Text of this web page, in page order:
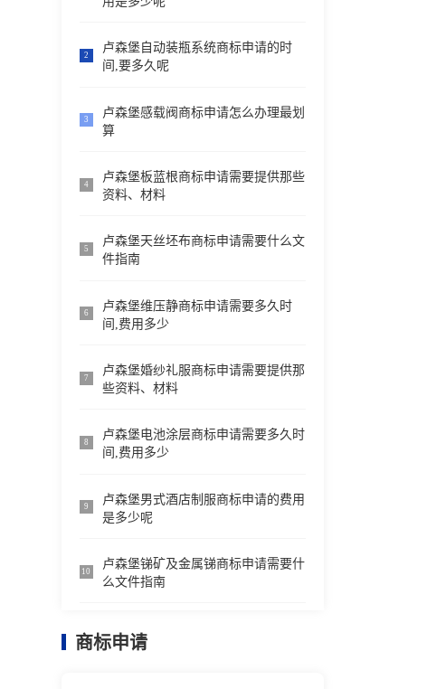
2
卢森堡自动装瓶系统商标申请的时
间,要多久呢
3
卢森堡感载阀商标申请怎么办理最划
算
4
卢森堡板蓝根商标申请需要提供那些
资料、材料
5
卢森堡天丝坯布商标申请需要什么文
件指南
6
卢森堡维压静商标申请需要多久时
间,费用多少
7
卢森堡婚纱礼服商标申请需要提供那
些资料、材料
8
卢森堡电池涂层商标申请需要多久时
间,费用多少
9
卢森堡男式酒店制服商标申请的费用
是多少呢
10
卢森堡锑矿及金属锑商标申请需要什
么文件指南
商标申请